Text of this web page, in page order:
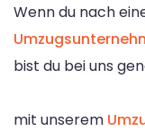
Wenn du nach
bist du bei uns
mit unserem